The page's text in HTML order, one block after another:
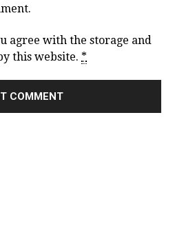
agree with the storage and
this website. *